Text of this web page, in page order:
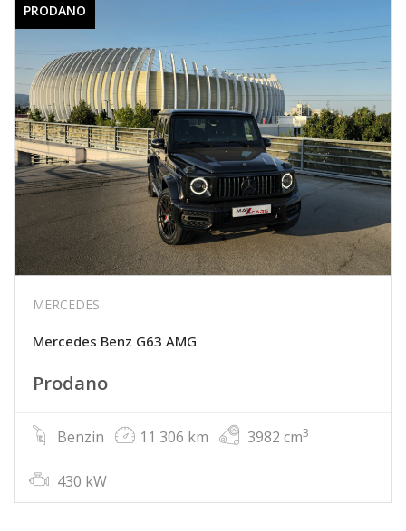
PRODANO
MERCEDES
Mercedes Benz G63 AMG
Prodano
Benzin 11 306 km 3982 cm3
430 kW